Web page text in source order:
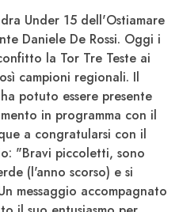
Under 15 dell'Ostiamare
Daniele De Rossi. Oggi i
la Tor Tre Teste ai
campioni regionali. Il
potuto essere presente
in programma con il
a congratularsi con il
"Bravi piccoletti, sono
(l'anno scorso) e si
messaggio accompagnato